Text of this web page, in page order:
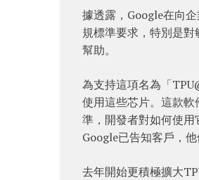
據透露，Google在向
規標準要求，特別是
幫助。
為支持這項名為「
使用這些芯片。這款
準，開發者對如何使
Google已告知客戶，
去年開始更積極擴大